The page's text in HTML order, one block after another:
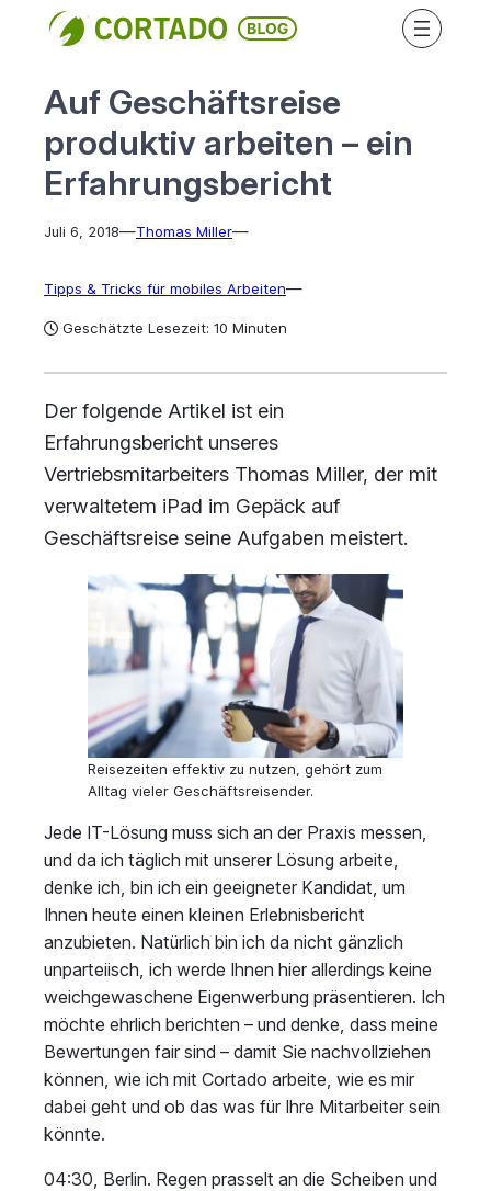
Direkt
wechseln
Auf Geschäftsreise
produktiv arbeiten – ein
Erfahrungsbericht
Juli 6, 2018—Thomas Miller—
Tipps & Tricks für mobiles Arbeiten—
Geschätzte Lesezeit: 10 Minuten
Der folgende Artikel ist ein
Erfahrungsbericht unseres
Vertriebsmitarbeiters Thomas Miller, der mit
verwaltetem iPad im Gepäck auf
Geschäftsreise seine Aufgaben meistert.
Reisezeiten effektiv zu nutzen, gehört zum
Alltag vieler Geschäftsreisender.
Jede IT-Lösung muss sich an der Praxis messen,
und da ich täglich mit unserer Lösung arbeite,
denke ich, bin ich ein geeigneter Kandidat, um
Ihnen heute einen kleinen Erlebnisbericht
anzubieten. Natürlich bin ich da nicht gänzlich
unparteiisch, ich werde Ihnen hier allerdings keine
weichgewaschene Eigenwerbung präsentieren. Ich
möchte ehrlich berichten – und denke, dass meine
Bewertungen fair sind – damit Sie nachvollziehen
können, wie ich mit Cortado arbeite, wie es mir
dabei geht und ob das was für Ihre Mitarbeiter sein
könnte.
04:30, Berlin. Regen prasselt an die Scheiben und